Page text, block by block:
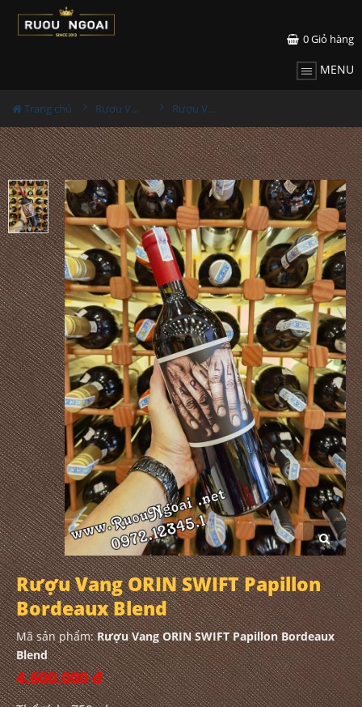
0Giỏ hàng
MENU
Trang chủ Rượu Vang Rượu Vang ORIN SWIFT Papillon Bordeaux Blend
Rượu Vang ORIN SWIFT Papillon
Bordeaux Blend
Mã sản phẩm:Rượu Vang ORIN SWIFT Papillon Bordeaux
Blend
4.600.000 đ